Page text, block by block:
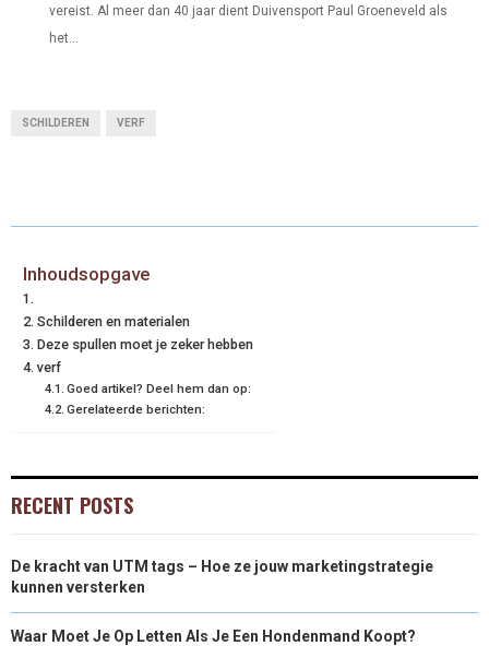
vereist. Al meer dan 40 jaar dient Duivensport Paul Groeneveld als
het...
SCHILDEREN VERF
Inhoudsopgave
Schilderen en materialen
Deze spullen moet je zeker hebben
verf
Goed artikel? Deel hem dan op:
Gerelateerde berichten:
RECENT POSTS
De kracht van UTM tags – Hoe ze jouw marketingstrategie
kunnen versterken
Waar Moet Je Op Letten Als Je Een Hondenmand Koopt?